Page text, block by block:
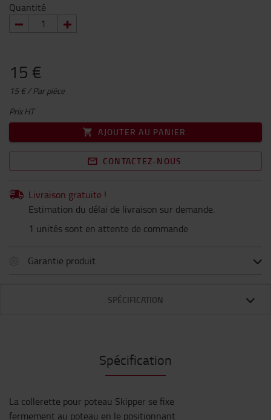
Quantité
15 €
15 € / Par pièce
Prix HT
AJOUTER AU PANIER
CONTACTEZ-NOUS
Livraison gratuite !
Estimation du délai de livraison sur demande.
1 unités sont en attente de commande
Garantie produit
SPÉCIFICATION
Spécification
La collerette pour poteau Skipper se fixe
fermement au poteau en le positionnant